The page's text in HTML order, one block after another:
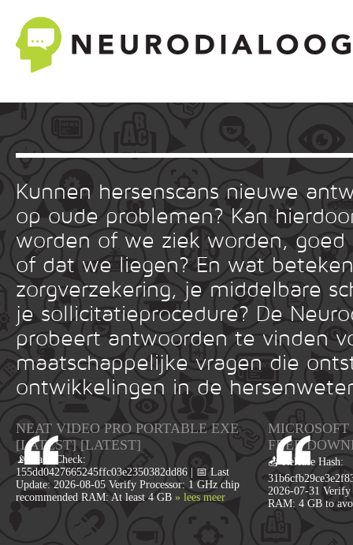
Kunnen hersenscans nieuwe
op oude problemen? Kan
worden of we ziek worden, goed
of dat we liegen? En wat
zorgverzekering, je middelbare
je sollicitatieprocedure? De
probeert antwoorden te vinden
maatschappelijke vragen die
ontwikkelingen in de
NEAT VIDEO PRO PORTABLE EXE
[LATEST] [LATEST]
📡 Hash Check:
155dd0427665245ffc03e2350382dd86 | 📅 Last
Update: 2026-08-05 Verify Processor: 1 GHz chip
recommended RAM: At least 4 GB » lees meer
MICROSOFT
FRЕЕ
📤 Release Hash:
2026-07-31 Verify
RAM: 4 GB to